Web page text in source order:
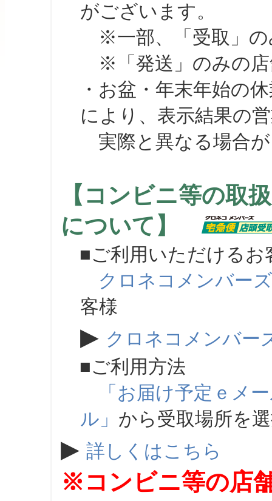
がございます。
※一部、「受取」の
※「発送」のみの店
・お盆・年末年始の
により、表示結果の
実際と異なる場合が
【コンビニ等の取
について】
■ご利用いただけるお
クロネコメンバーズ
客様
▶ クロネコメンバー
■ご利用方法
「お届け予定ｅメ
ル」 から受取場所を
▶ 詳しくはこちら
※コンビニ等の店